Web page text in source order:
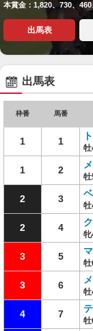
本賞金：1,820、730、
出馬表
出馬表
枠番 馬番
1 1
1 2
2 3
2 4
3 5
3 6
4 7